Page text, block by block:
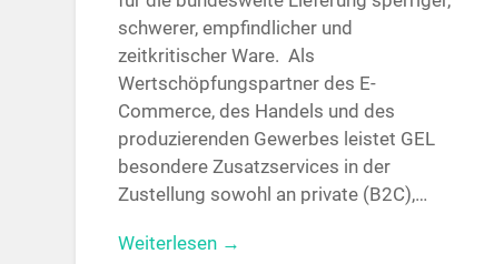
schwerer, empfindlicher und
zeitkritischer Ware. Als
Wertschöpfungspartner des E-
Commerce, des Handels und des
produzierenden Gewerbes leistet GEL
besondere Zusatzservices in der
Zustellung sowohl an private (B2C),…
Weiterlesen →